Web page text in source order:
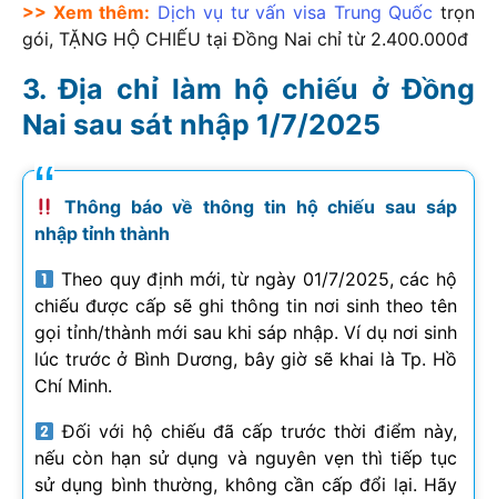
>> Xem thêm: Dịch vụ tư vấn visa Trung Quốc trọn
gói, TẶNG HỘ CHIẾU tại Đồng Nai chỉ từ 2.400.000đ
Địa chỉ làm hộ chiếu ở Đồng
Nai sau sát nhập 1/7/2025
Thông báo về thông tin hộ chiếu sau sáp
nhập tỉnh thành
Theo quy định mới, từ ngày 01/7/2025, các hộ
chiếu được cấp sẽ ghi thông tin nơi sinh theo tên
gọi tỉnh/thành mới sau khi sáp nhập. Ví dụ nơi sinh
lúc trước ở Bình Dương, bây giờ sẽ khai là Tp. Hồ
Chí Minh.
Đối với hộ chiếu đã cấp trước thời điểm này,
nếu còn hạn sử dụng và nguyên vẹn thì tiếp tục
sử dụng bình thường, không cần cấp đổi lại. Hãy